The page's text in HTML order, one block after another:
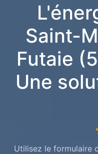
Saint-
Futaie
Une
Utilisez le formulaire